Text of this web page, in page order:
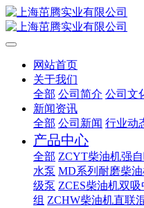
网站首页
关于我们
全部 公司简介 公司文
新闻资讯
全部 公司新闻 行业动
产品中心
全部 ZCYT柴油机强
水泵 MD系列耐磨柴
级泵 ZCES柴油机双吸
组 ZCHW柴油机直联